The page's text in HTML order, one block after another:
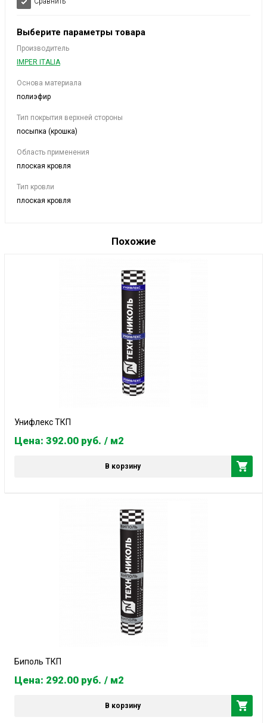
Выберите параметры товара
Производитель
IMPER ITALIA
Основа материала
полиэфир
Тип покрытия верхней стороны
посыпка (крошка)
Область применения
плоская кровля
Тип кровли
плоская кровля
Похожие
Унифлекс ТКП
Цена: 392.00 руб. / м2
В корзину
Биполь ТКП
Цена: 292.00 руб. / м2
В корзину